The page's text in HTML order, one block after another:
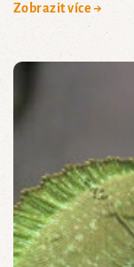
Zobrazit více →